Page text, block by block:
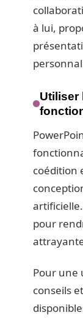
à lui,
Utiliser
coédition
pour
Pour une
conseils